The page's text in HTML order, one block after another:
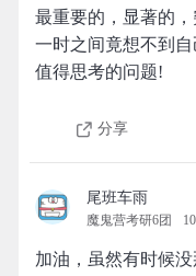
最重要的，显著的，
一时之间竟想不到
值得思考的问题!
分享
尾班车雨
魔鬼营考研6团
加油，虽然有时候